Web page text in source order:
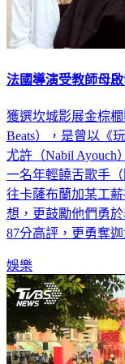
法國導演受教師母
獲選坎城影展金棕櫚
Beats），是曾以《
尤許（Nabil
一名年輕饒舌歌手（
往卡薩布蘭加某工
想，更鼓勵他們勇
87分高評，更勇奪
娛樂